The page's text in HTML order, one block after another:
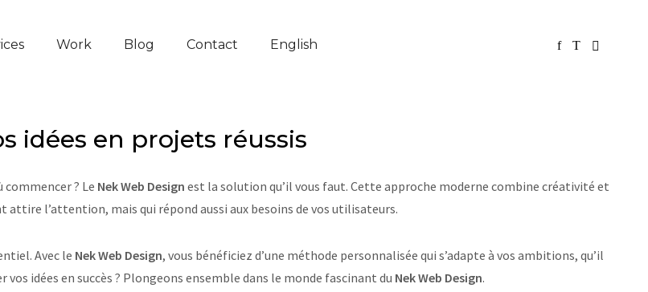
Work Blog Contact English
idées en projets réussis
commencer ? Le Nek Web Design est la solution qu’il vous faut. Cette approche moderne combine créativité et
l’attention, mais qui répond aussi aux besoins de vos utilisateurs.
Avec le Nek Web Design, vous bénéficiez d’une méthode personnalisée qui s’adapte à vos ambitions, qu’il
idées en succès ? Plongeons ensemble dans le monde fascinant du Nek Web Design.